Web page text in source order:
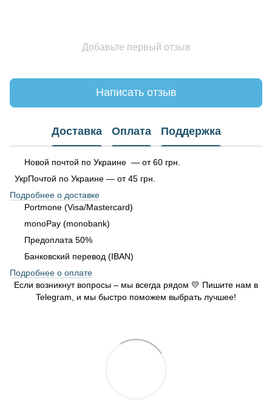
Добавьте первый отзыв
Написать отзыв
Доставка Оплата Поддержка
Новой почтой по Украине — от 60 грн.
УкрПочтой по Украине — от 45 грн.
Подробнее о доставке
Portmone (Visa/Mastercard)
monoPay (monobank)
Предоплата 50%
Банковский перевод (IBAN)
Подробнее о оплате
Если возникнут вопросы – мы всегда рядом 💛 Пишите нам в
Telegram, и мы быстро поможем выбрать лучшее!